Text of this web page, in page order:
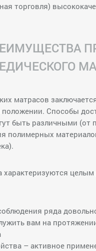
торговля)
матрасов
Способы
быть различными (от
полимерных
характеризуются
ряда
вам на
– активное